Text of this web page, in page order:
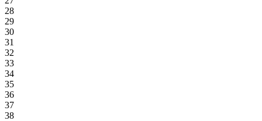
28
29
30
31
32
33
34
35
36
37
38